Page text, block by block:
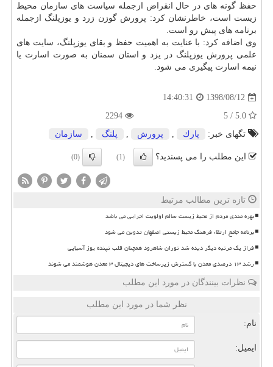
حفظ گونه های در حال انقراض ازجمله سیاست های سازمان محیط
زیست است، خاطرنشان كرد: پرورش گوزن زرد و یوزپلنگ ازجمله
برنامه های پیش رو است.
وی اضافه كرد: با عنایت به اهمیت حفظ و بقای یوزپلنگ، سایت های
علمی پرورش یوزپلنگ در یزد و استان سمنان به صورت اسارت یا
نیمه اسارت پیگیری می شود.
1398/08/12
14:40:31
تگهای خبر:
پارك , پرورش , پلنگ , سازمان
این مطلب را می پسندید؟ (1)
(0)
تازه ترین مطالب مرتبط
بهره مندی مردم از محیط زیست سالم اولویت اجرایی می باشد
برنامه جامع ارتقاء فرهنگ محیط زیستی اصفهان تدوین می شود
فراز یک مرتبه دیگر دیده شد توران شاهرود همچنان قلب تپنده یوز آسیایی
رشد ۱۳ درصدی معدن با گسترش زیرساخت های دیجیتال ۳ معدن هوشمند می شوند
نظرات بینندگان در مورد این مطلب
نظر شما در مورد این مطلب
نام:
ایمیل: